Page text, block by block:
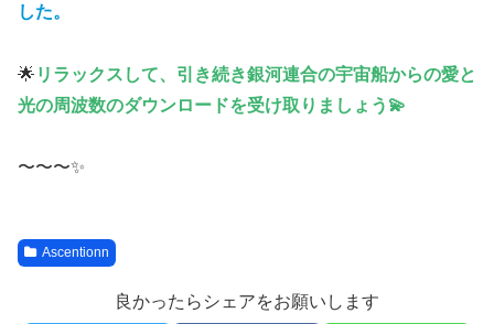
した。
🌟 リラックスして、引き続き銀河連合の宇宙船からの愛と
光の周波数のダウンロードを受け取りましょう💫
〜〜〜✨
Ascentionn
良かったらシェアをお願いします